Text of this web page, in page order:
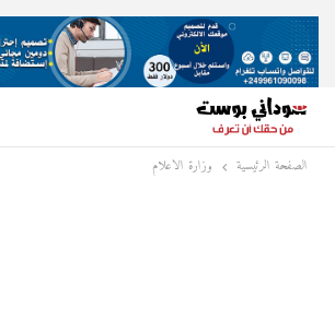
الصفحة الرئيسية وزارة الاعلام